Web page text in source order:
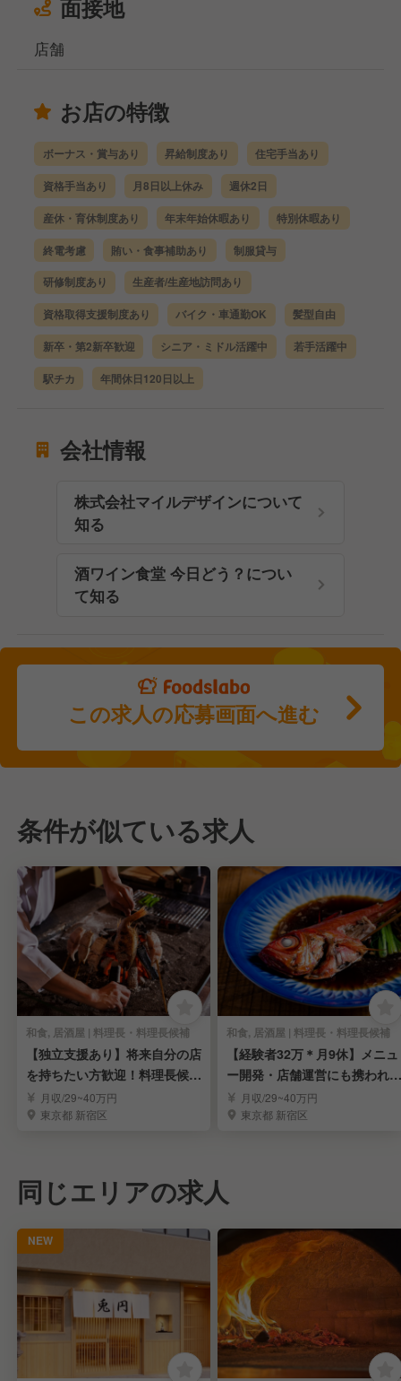
面接地
店舗
お店の特徴
ボーナス・賞与あり 昇給制度あり 住宅手当あり
資格手当あり 月8日以上休み 週休2日
産休・育休制度あり 年末年始休暇あり 特別休暇あり
終電考慮 賄い・食事補助あり 制服貸与
研修制度あり 生産者/生産地訪問あり
資格取得支援制度あり バイク・車通勤OK 髪型自由
新卒・第2新卒歓迎 シニア・ミドル活躍中 若手活躍中
駅チカ 年間休日120日以上
会社情報
株式会社マイルデザインについて
知る
酒ワイン食堂 今日どう？につい
て知る
この求人の応募画面へ進む
条件が似ている求人
和食, 居酒屋 | 料理長・料理長候補
【独立支援あり】将来自分の店
を持ちたい方歓迎！料理長候補
募集月収/29~40万円
東京都 新宿区
和食, 居酒屋 | 料理長・料理長候補
【経験者32万＊月9休】メニュ
ー開発・店舗運営にも携われる
料理長候補募集
月収/29~40万円
東京都 新宿区
同じエリアの求人
NEW